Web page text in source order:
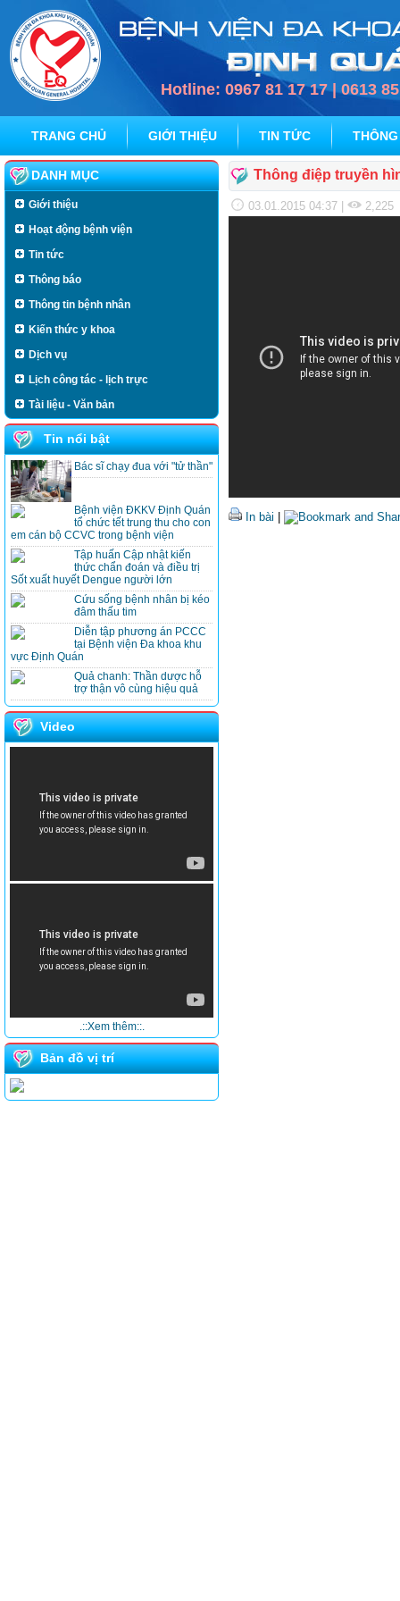
Hotline: 0967 81 17 17 | 0613
TRANG CHỦ GIỚI THIỆU TIN TỨC
DANH MỤC
Giới thiệu
Hoạt động bệnh viện
Tin tức
Thông báo
Thông tin bệnh nhân
Kiến thức y khoa
Dịch vụ
Lịch công tác - lịch trực
Tài liệu - Văn bản
Tin nổi bật
Bác sĩ chạy đua với "tử thần"
Bệnh viện ĐKKV Định Quán
tổ chức tết trung thu cho con
em cán bộ CCVC trong bệnh viện
Tập huấn Cập nhật kiến
thức chẩn đoán và điều trị
Sốt xuất huyết Dengue người lớn
Cứu sống bệnh nhân bị kéo
đâm thấu tim
Diễn tập phương án PCCC
tại Bệnh viện Đa khoa khu
vực Định Quán
Quả chanh: Thần dược hỗ
trợ thận vô cùng hiệu quả
Video
.::Xem thêm::.
Bản đồ vị trí
Thông điệp truyền
03.01.2015 04:37 2,225
In bài